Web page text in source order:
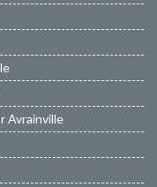
Avrainville